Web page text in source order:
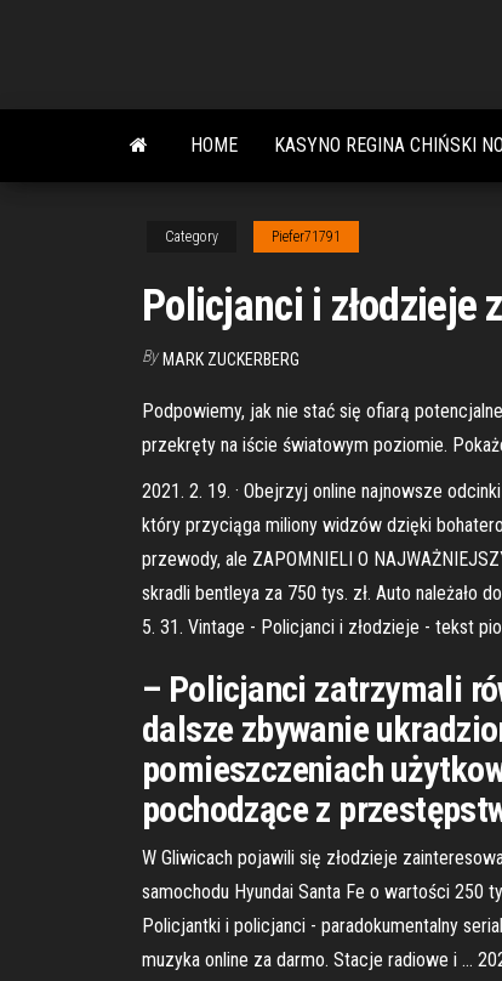
content
HOME KASYNO REGINA CHIŃSKI
Category Piefer71791
Policjanci i złodzieje
By MARK ZUCKERBERG
Podpowiemy, jak nie stać się ofiarą
przekręty na iście światowym poziomie.
2021. 2. 19. · Obejrzyj online najnowsze
który przyciąga miliony widzów dzięki
przewody, ale ZAPOMNIELI O
skradli bentleya za 750 tys. zł. Auto należało
5. 31. Vintage - Policjanci i złodzieje - tekst
– Policjanci zatrzymali
dalsze zbywanie
pomieszczeniach
pochodzące z
W Gliwicach pojawili się złodzieje
samochodu Hyundai Santa Fe o wartości 250
Policjantki i policjanci - paradokumentalny
muzyka online za darmo. Stacje radiowe i …